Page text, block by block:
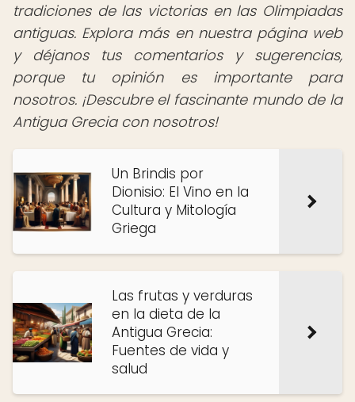
tradiciones de las victorias en las Olimpiadas
antiguas. Explora más en nuestra página web
y déjanos tus comentarios y sugerencias,
porque tu opinión es importante para
nosotros. ¡Descubre el fascinante mundo de la
Antigua Grecia con nosotros!
Un Brindis por
Dionisio: El Vino en la
Cultura y Mitología
Griega
Las frutas y verduras
en la dieta de la
Antigua Grecia:
Fuentes de vida y
salud